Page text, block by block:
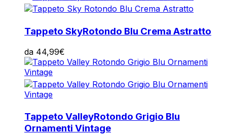
Tappeto SkyRotondo Blu Crema Astratto
da 44,99€
Tappeto ValleyRotondo Grigio Blu
Ornamenti Vintage